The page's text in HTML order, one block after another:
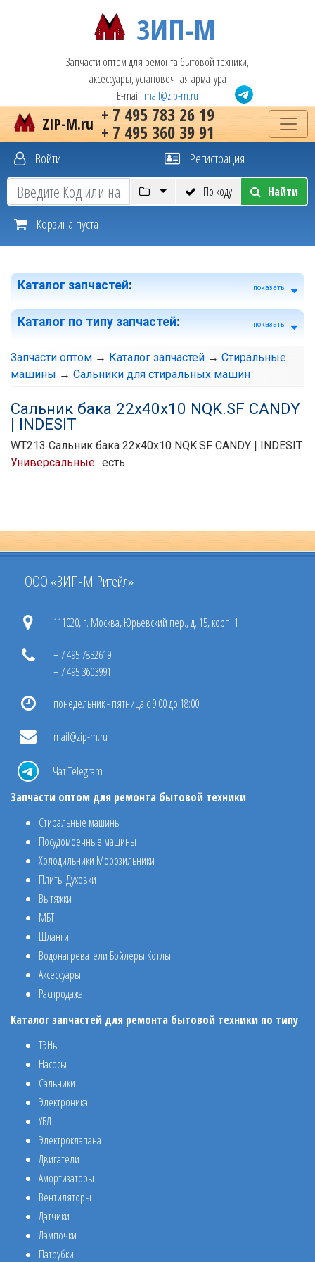
ЗИП-М
Запчасти оптом для ремонта бытовой техники,
аксессуары, установочная арматура
E-mail: mail@zip-m.ru
+ 7 495 783 26 19
+ 7 495 360 39 91
ZIP-M.ru
Войти Регистрация
По коду Найти
Корзина пуста
Каталог запчастей: показать
Каталог по типу запчастей: показать
Запчасти оптом → Каталог запчастей → Стиральные
машины → Сальники для стиральных машин
Сальник бака 22х40х10 NQK.SF CANDY
| INDESIT
WT213 Сальник бака 22х40х10 NQK.SF CANDY | INDESIT
Универсальные есть
ООО «ЗИП-М Ритейл»
111020, г. Москва, Юрьевский пер., д. 15, корп. 1
+ 7 495 7832619
+ 7 495 3603991
понедельник - пятница с 9:00 до 18:00
mail@zip-m.ru
Чат Telegram
Запчасти оптом для ремонта бытовой техники
Стиральные машины
Посудомоечные машины
Холодильники Морозильники
Плиты Духовки
Вытяжки
МБТ
Шланги
Водонагреватели Бойлеры Котлы
Аксессуары
Распродажа
Каталог запчастей для ремонта бытовой техники по типу
ТЭНы
Насосы
Сальники
Электроника
УБЛ
Электроклапана
Двигатели
Амортизаторы
Вентиляторы
Датчики
Лампочки
Патрубки